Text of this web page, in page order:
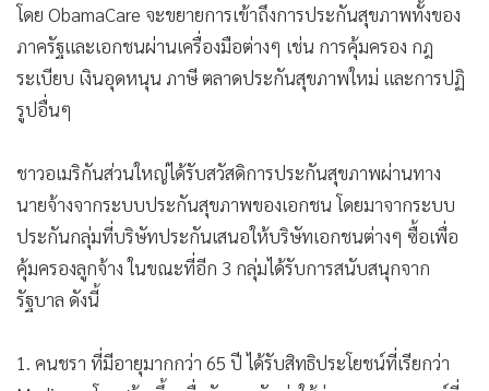
• News1
• Gotomanager
โดย ObamaCare จะขยายการเข้าถึงการประกันสุขภาพทั้งของ
ภาครัฐและเอกชนผ่านเครื่องมือต่างๆ เช่น การคุ้มครอง กฎ
ระเบียบ เงินอุดหนุน ภาษี ตลาดประกันสุขภาพใหม่ และการปฏิ
รูปอื่นๆ
ชาวอเมริกันส่วนใหญ่ได้รับสวัสดิการประกันสุขภาพผ่านทาง
นายจ้างจากระบบประกันสุขภาพของเอกชน โดยมาจากระบบ
ประกันกลุ่มที่บริษัทประกันเสนอให้บริษัทเอกชนต่างๆ ซื้อเพื่อ
คุ้มครองลูกจ้าง ในขณะที่อีก 3 กลุ่มได้รับการสนับสนุกจาก
รัฐบาล ดังนี้
1. คนชรา ที่มีอายุมากกว่า 65 ปี ได้รับสิทธิประโยชน์ที่เรียกว่า